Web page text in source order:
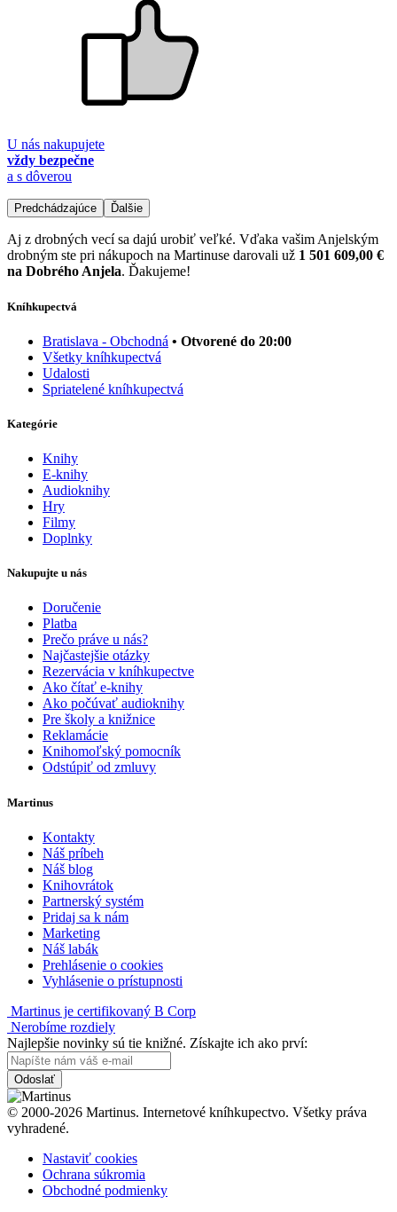
U nás nakupujete
vždy bezpečne
a s dôverou
Predchádzajúce Ďalšie
Aj z drobných vecí sa dajú urobiť veľké. Vďaka vašim Anjelským
drobným ste pri nákupoch na Martinuse darovali už 1 501 609,00 €
na Dobrého Anjela. Ďakujeme!
Kníhkupectvá
Bratislava - Obchodná • Otvorené do 20:00
Všetky kníhkupectvá
Udalosti
Spriatelené kníhkupectvá
Kategórie
Knihy
E-knihy
Audioknihy
Hry
Filmy
Doplnky
Nakupujte u nás
Doručenie
Platba
Prečo práve u nás?
Najčastejšie otázky
Rezervácia v kníhkupectve
Ako čítať e-knihy
Ako počúvať audioknihy
Pre školy a knižnice
Reklamácie
Knihomoľský pomocník
Odstúpiť od zmluvy
Martinus
Kontakty
Náš príbeh
Náš blog
Knihovrátok
Partnerský systém
Pridaj sa k nám
Marketing
Náš labák
Prehlásenie o cookies
Vyhlásenie o prístupnosti
Martinus je certifikovaný B Corp
Nerobíme rozdiely
Najlepšie novinky sú tie knižné. Získajte ich ako prví:
Odoslať
© 2000-2026 Martinus. Internetové kníhkupectvo. Všetky práva
vyhradené.
Nastaviť cookies
Ochrana súkromia
Obchodné podmienky